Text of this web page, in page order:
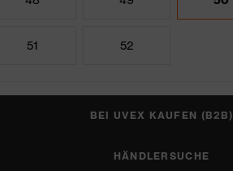
51 52
BEI UVEX KAUFEN (B2B)
HÄNDLERSUCHE